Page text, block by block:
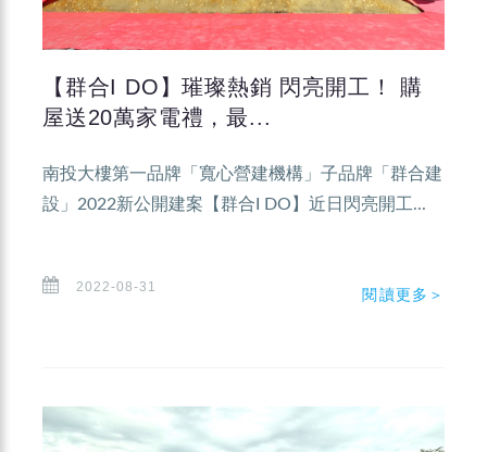
【群合I DO】璀璨熱銷 閃亮開工！ 購
屋送20萬家電禮，最...
南投大樓第一品牌「寬心營建機構」子品牌「群合建
設」2022新公開建案【群合I DO】近日閃亮開工...
2022-08-31 閱讀更多＞